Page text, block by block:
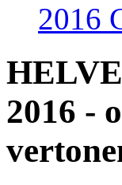
2016
2016 -